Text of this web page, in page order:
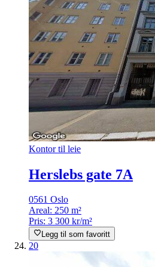
Kontor til leie
Herslebs gate 7A
0561 Oslo
Areal: 250 m²
Pris: 3 300 kr/m²
Legg til som favoritt
20